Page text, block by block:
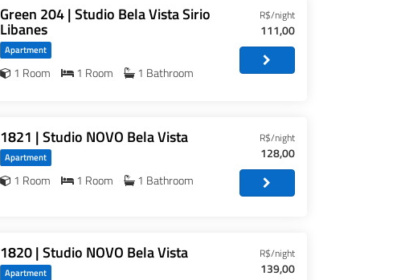
Green 204 | Studio Bela Vista Sirio
Libanes
Apartment
1 Room 1 Room 1 Bathroom
R$/night
111,00
1821 | Studio NOVO Bela Vista
Apartment
1 Room 1 Room 1 Bathroom
R$/night
128,00
1820 | Studio NOVO Bela Vista
Apartment
R$/night
139,00